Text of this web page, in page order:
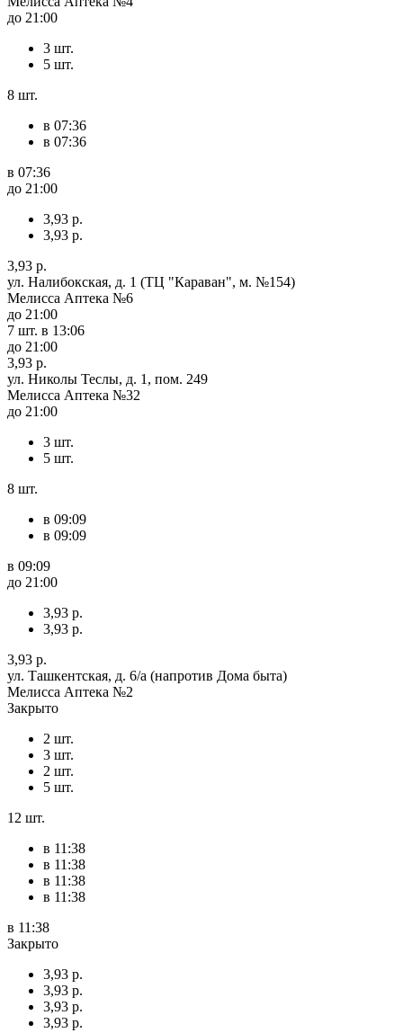
до 21:00
3 шт.
5 шт.
8 шт.
в 07:36
в 07:36
в 07:36
до 21:00
3,93 р.
3,93 р.
3,93 р.
ул. Налибокская, д. 1 (ТЦ "Караван", м. №154)
Мелисса Аптека №6
до 21:00
7 шт. в 13:06
до 21:00
3,93 р.
ул. Николы Теслы, д. 1, пом. 249
Мелисса Аптека №32
до 21:00
3 шт.
5 шт.
8 шт.
в 09:09
в 09:09
в 09:09
до 21:00
3,93 р.
3,93 р.
3,93 р.
ул. Ташкентская, д. 6/а (напротив Дома быта)
Мелисса Аптека №2
Закрыто
2 шт.
3 шт.
2 шт.
5 шт.
12 шт.
в 11:38
в 11:38
в 11:38
в 11:38
в 11:38
Закрыто
3,93 р.
3,93 р.
3,93 р.
3,93 р.